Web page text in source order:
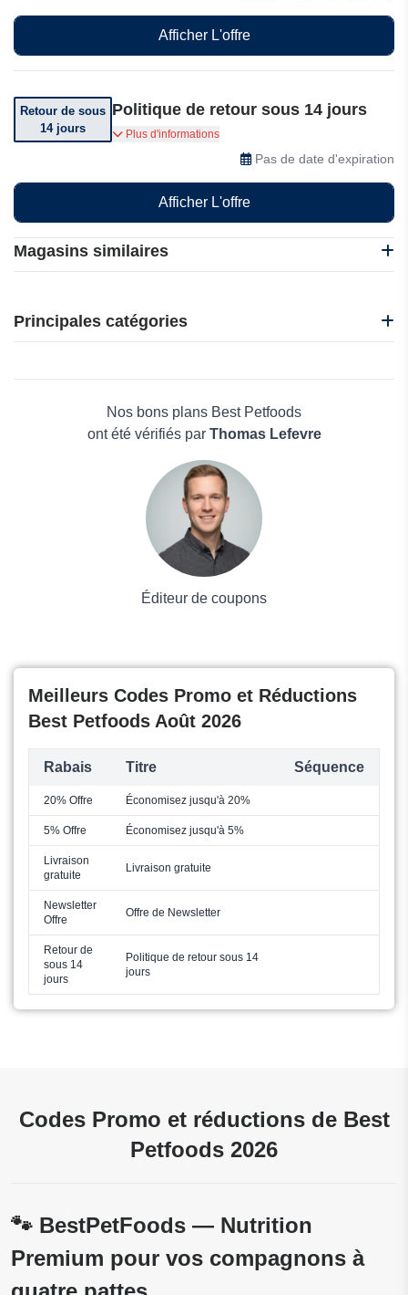
Magasins similaires
iHerb
Japhy
Équilibre & Instinct
Principales catégories
Maison & Jardin
Boissons
Nos bons plans Best Petfoods
ont été vérifiés par Thomas Lefevre
Éditeur de coupons
Afficher L'offre
Retour de sous
14 jours
Politique de retour sous 14 jours
Vous pouvez retourner votre commande dans
les 14 jours suivant sa réception.
Plus d'informations
Pas de date d'expiration
Afficher L'offre
Meilleurs Codes Promo et Réductions
Best Petfoods Août 2026
Rabais Titre Séquence
20% Offre Économisez jusqu'à 20%
5% Offre Économisez jusqu'à 5%
Livraison
gratuite
Livraison gratuite
Newsletter
Offre
Offre de Newsletter
Retour de
sous 14
jours
Politique de retour sous 14
jours
Codes Promo et réductions de Best
Petfoods 2026
🐾 BestPetFoods — Nutrition
Premium pour vos compagnons à